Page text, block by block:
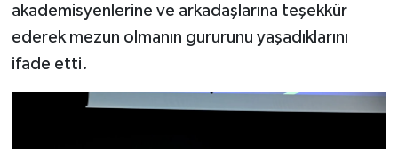
akademisyenlerine ve arkadaşlarına teşekkür
ederek mezun olmanın gururunu yaşadıklarını
ifade etti.